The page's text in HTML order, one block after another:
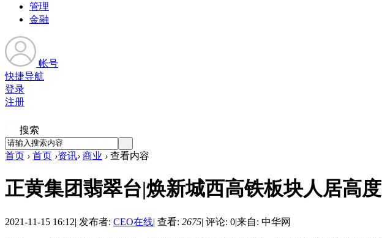
管理
金融
帐号
快捷导航
登录
注册
搜索
首页 › 首页 ›资讯› 商业 › 查看内容
正黄集团翡翠台|焕新城西高铁板块人居高度
2021-11-15 16:12| 发布者: CEO在线| 查看: 2675| 评论: 0|来自: 中华网